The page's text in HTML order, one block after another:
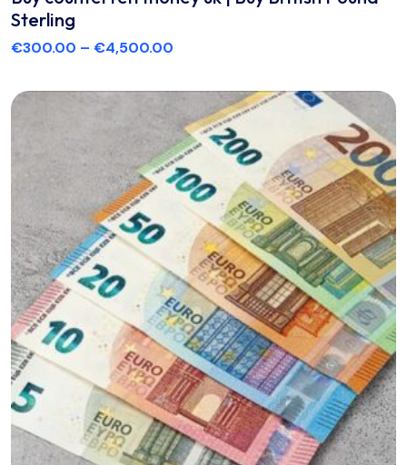
Sterling
€300.00 – €4,500.00